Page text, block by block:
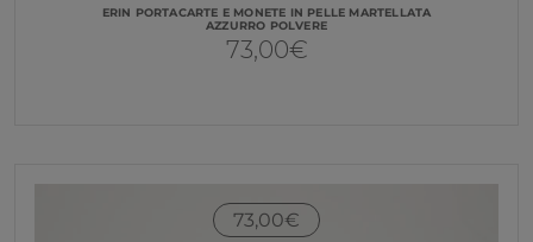
ERIN PORTACARTE E MONETE IN PELLE MARTELLATA
AZZURRO POLVERE
73,00€
73,00€